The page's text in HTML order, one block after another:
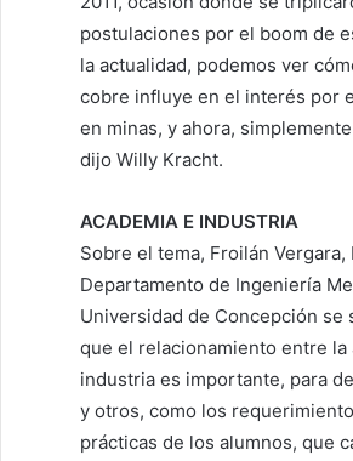
postulaciones por el boom de
la actualidad, podemos ver
cobre influye en el interés por
en minas, y ahora,
dijo Willy Kracht.
ACADEMIA E INDUSTRIA
Sobre el tema, Froilán
Departamento de Ingeniería
Universidad de Concepción se
que el relacionamiento entre la
industria es importante, para
y otros, como los
prácticas de los alumnos, que